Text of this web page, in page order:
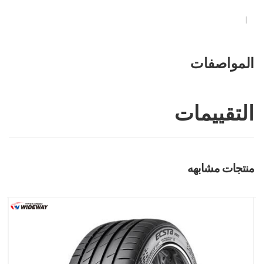
المواصفات
التقييمات
منتجات مشابهه